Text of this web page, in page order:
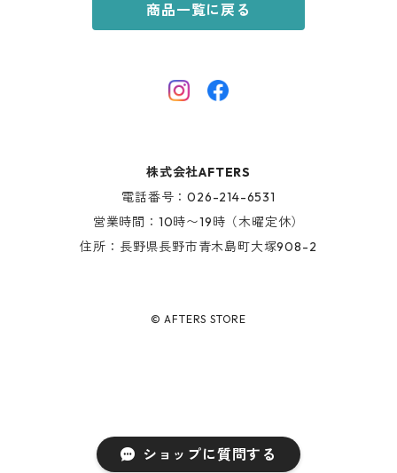
ショップに質問する
AFTERS SPORT
商品一覧に戻る
株式会社AFTERS
電話番号：026-214-6531
営業時間：10時〜19時（木曜定休）
住所：長野県長野市青木島町大塚908-2
© AFTERS STORE